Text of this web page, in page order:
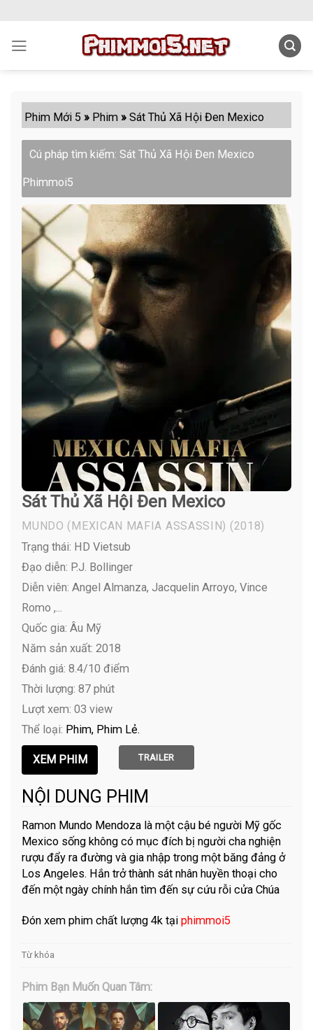
content
Phim Mới 5 » Phim »Sát Thủ Xã Hội Đen Mexico
Cú pháp tìm kiếm: Sát Thủ Xã Hội Đen Mexico
Phimmoi5
Sát Thủ Xã Hội Đen Mexico
MUNDO (MEXICAN MAFIA ASSASSIN) (2018)
Trạng thái: HD Vietsub
Đạo diễn: P.J. Bollinger
Diễn viên: Angel Almanza, Jacquelin Arroyo, Vince
Romo ,...
Quốc gia: Âu Mỹ
Năm sản xuất: 2018
Đánh giá: 8.4/10 điểm
Thời lượng: 87 phút
Lượt xem: 03 view
Thể loại: Phim Phim Lẻ
TRAILER
NỘI DUNG PHIM
Ramon Mundo Mendoza là một cậu bé người Mỹ gốc
Mexico sống không có mục đích bị người cha nghiện
rượu đẩy ra đường và gia nhập trong một băng đảng ở
Los Angeles. Hắn trở thành sát nhân huyền thoại cho
đến một ngày chính hắn tìm đến sự cứu rỗi cửa Chúa
Đón xem phim chất lượng 4k tạiphimmoi5
Từ khóa
Phim Bạn Muốn Quan Tâm: